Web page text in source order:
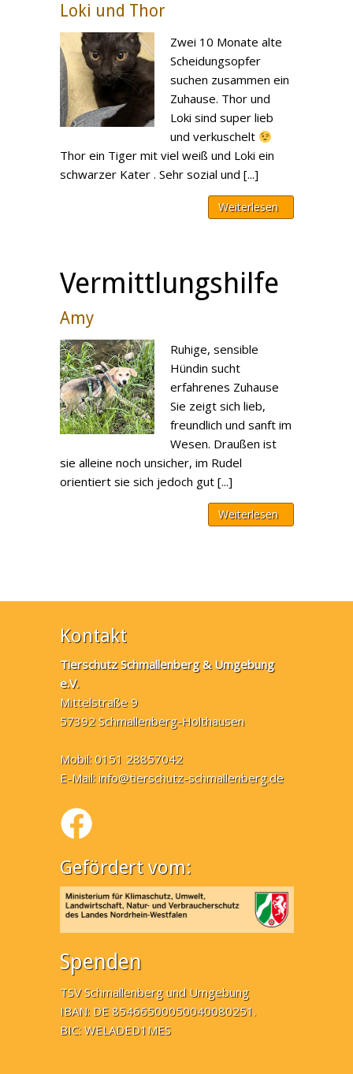
Loki und Thor
Zwei 10 Monate alte
Scheidungsopfer
suchen zusammen ein
Zuhause. Thor und
Loki sind super lieb
und verkuschelt
Thor ein Tiger mit viel weiß und Loki ein
schwarzer Kater . Sehr sozial und [...]
Weiterlesen
Vermittlungshilfe
Amy
Ruhige, sensible
Hündin sucht
erfahrenes Zuhause
Sie zeigt sich lieb,
freundlich und sanft im
Wesen. Draußen ist
sie alleine noch unsicher, im Rudel
orientiert sie sich jedoch gut [...]
Weiterlesen
Kontakt
Tierschutz Schmallenberg & Umgebung
e.V.
Mittelstraße 9
57392 Schmallenberg-Holthausen
Mobil: 0151 28857042
E-Mail:info@tierschutz-schmallenberg.de
Gefördert vom:
Spenden
TSV Schmallenberg und Umgebung
IBAN: DE 85466500050040080251.
BIC: WELADED1MES